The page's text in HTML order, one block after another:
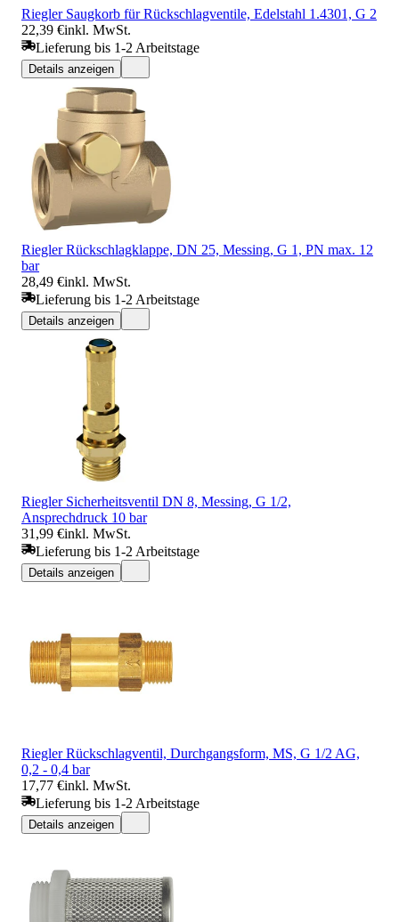
Riegler Saugkorb für Rückschlagventile, Edelstahl 1.4301, G 2
22,39 €inkl. MwSt.
Lieferung bis 1-2 Arbeitstage
Details anzeigen
Riegler Rückschlagklappe, DN 25, Messing, G 1, PN max. 12
bar
28,49 €inkl. MwSt.
Lieferung bis 1-2 Arbeitstage
Details anzeigen
Riegler Sicherheitsventil DN 8, Messing, G 1/2,
Ansprechdruck 10 bar
31,99 €inkl. MwSt.
Lieferung bis 1-2 Arbeitstage
Details anzeigen
Riegler Rückschlagventil, Durchgangsform, MS, G 1/2 AG,
0,2 - 0,4 bar
17,77 €inkl. MwSt.
Lieferung bis 1-2 Arbeitstage
Details anzeigen